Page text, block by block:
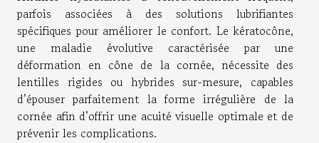
parfois associées à des solutions lubrifiantes
spécifiques pour améliorer le confort. Le kératocône,
une maladie évolutive caractérisée par une
déformation en cône de la cornée, nécessite des
lentilles rigides ou hybrides sur-mesure, capables
d’épouser parfaitement la forme irrégulière de la
cornée afin d’offrir une acuité visuelle optimale et de
prévenir les complications.